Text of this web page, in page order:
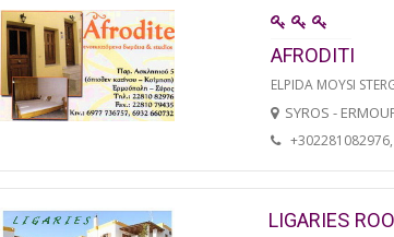
AFRODITI
ELPIDA MOYSI
SYROS -
LIGARIES